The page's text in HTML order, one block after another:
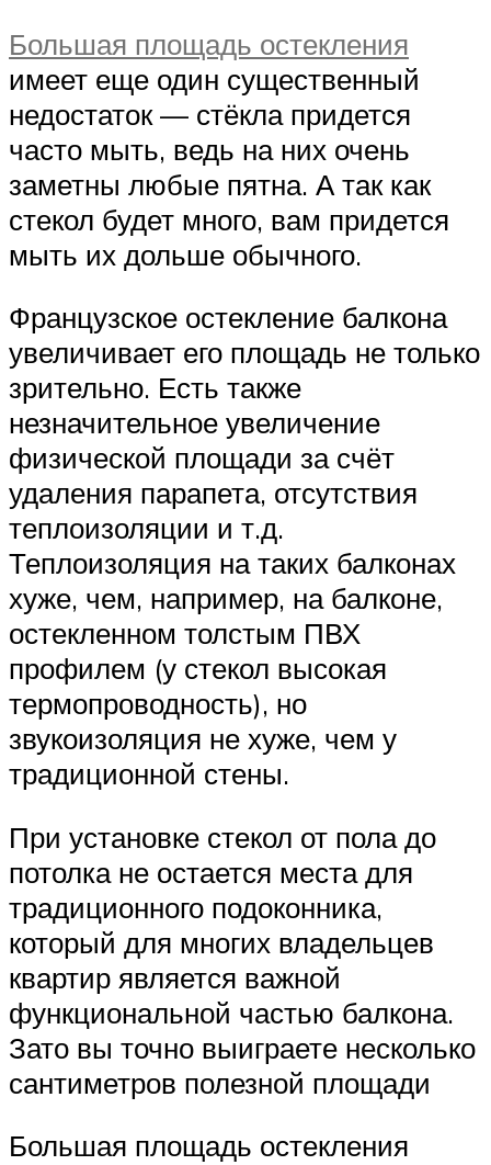
Большая площадь остекления
имеет еще один существенный
недостаток — стёкла придется
часто мыть, ведь на них очень
заметны любые пятна. А так как
стекол будет много, вам придется
мыть их дольше обычного.
Французское остекление балкона
увеличивает его площадь не только
зрительно. Есть также
незначительное увеличение
физической площади за счёт
удаления парапета, отсутствия
теплоизоляции и т.д.
Теплоизоляция на таких балконах
хуже, чем, например, на балконе,
остекленном толстым ПВХ
профилем (у стекол высокая
термопроводность), но
звукоизоляция не хуже, чем у
традиционной стены.
При установке стекол от пола до
потолка не остается места для
традиционного подоконника,
который для многих владельцев
квартир является важной
функциональной частью балкона.
Зато вы точно выиграете несколько
сантиметров полезной площади
Большая площадь остекления